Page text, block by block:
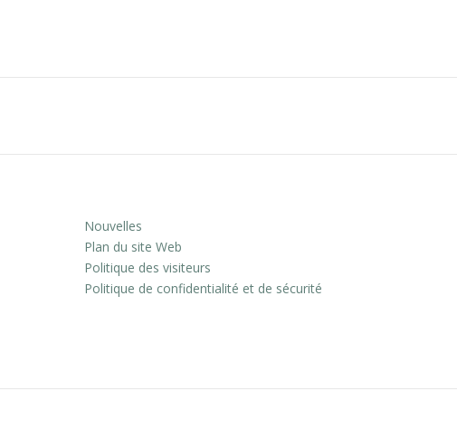
Nouvelles
Plan du site Web
Politique des visiteurs
Politique de confidentialité et de sécurité